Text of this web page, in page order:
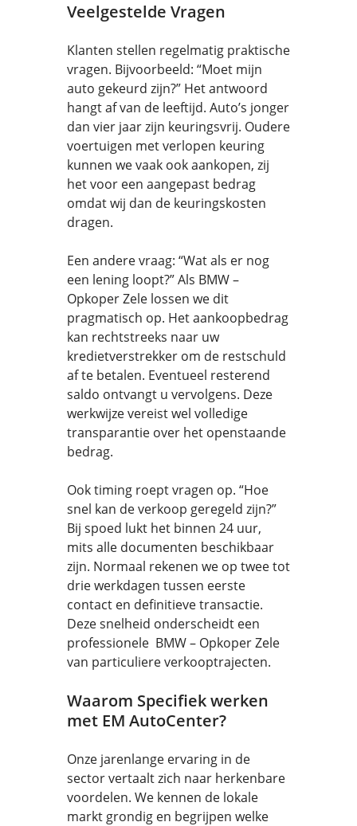
Veelgestelde Vragen
Klanten stellen regelmatig praktische
vragen. Bijvoorbeeld: “Moet mijn
auto gekeurd zijn?” Het antwoord
hangt af van de leeftijd. Auto’s jonger
dan vier jaar zijn keuringsvrij. Oudere
voertuigen met verlopen keuring
kunnen we vaak ook aankopen, zij
het voor een aangepast bedrag
omdat wij dan de keuringskosten
dragen.
Een andere vraag: “Wat als er nog
een lening loopt?” Als BMW –
Opkoper Zele lossen we dit
pragmatisch op. Het aankoopbedrag
kan rechtstreeks naar uw
kredietverstrekker om de restschuld
af te betalen. Eventueel resterend
saldo ontvangt u vervolgens. Deze
werkwijze vereist wel volledige
transparantie over het openstaande
bedrag.
Ook timing roept vragen op. “Hoe
snel kan de verkoop geregeld zijn?”
Bij spoed lukt het binnen 24 uur,
mits alle documenten beschikbaar
zijn. Normaal rekenen we op twee tot
drie werkdagen tussen eerste
contact en definitieve transactie.
Deze snelheid onderscheidt een
professionele BMW – Opkoper Zele
van particuliere verkooptrajecten.
Waarom Specifiek werken
met EM AutoCenter?
Onze jarenlange ervaring in de
sector vertaalt zich naar herkenbare
voordelen. We kennen de lokale
markt grondig en begrijpen welke